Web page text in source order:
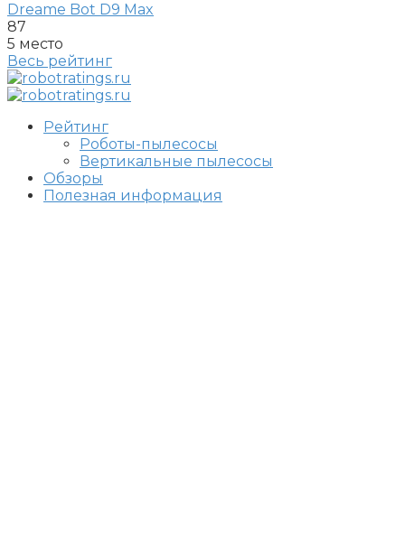
Dreame Bot D9 Max
87
5 место
Весь рейтинг
Рейтинг
Роботы-пылесосы
Вертикальные пылесосы
Обзоры
Полезная информация